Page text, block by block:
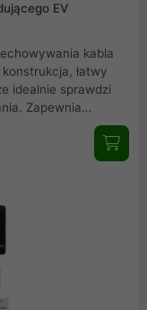
EV
kabla
łatwy
idealnie sprawdzi
Zapewnia